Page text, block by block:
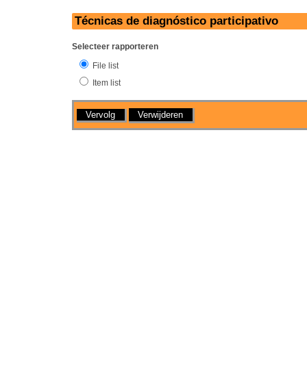
Técnicas de diagnóstico participativo
Selecteer rapporteren
File list
Item list
Handelingen Verwijderen